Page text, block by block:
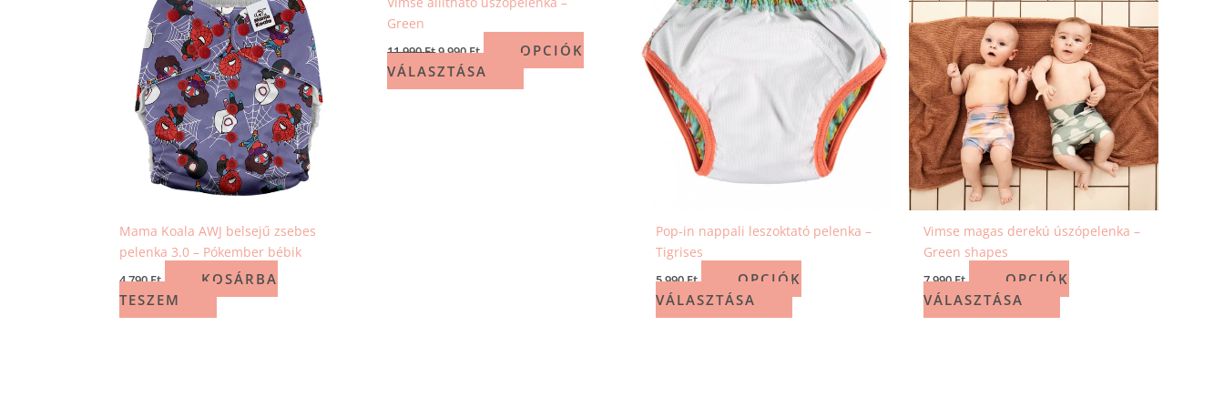
Mama Koala AWJ belsejű zsebes
pelenka 3.0 – Pókember bébik
4 790Ft
KOSÁRBA
TESZEM
Green
11 990Ft9 990Ft
OPCIÓK
VÁLASZTÁSA
Pop-in nappali leszoktató pelenka –
Tigrises
5 990Ft
OPCIÓK
VÁLASZTÁSA
Vimse magas derekú úszópelenka –
Green shapes
7 990Ft
OPCIÓK
VÁLASZTÁSA